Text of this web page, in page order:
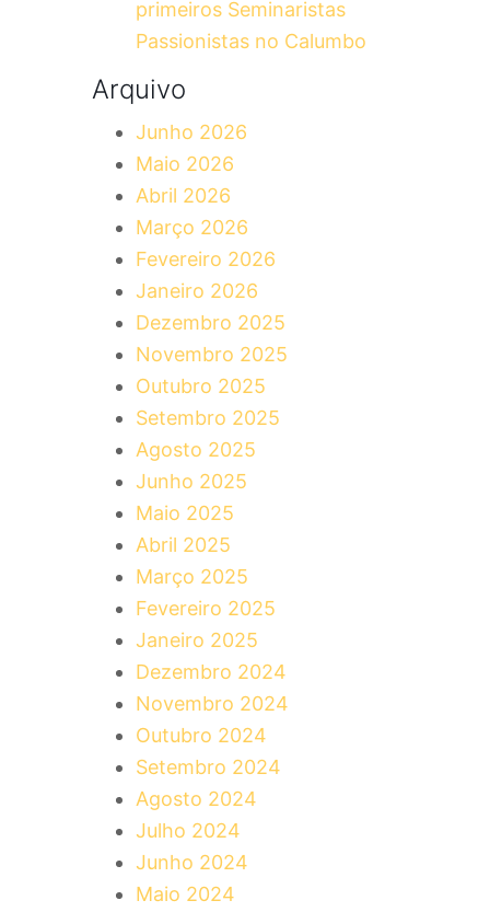
primeiros Seminaristas
Passionistas no Calumbo
Arquivo
Junho 2026
Maio 2026
Abril 2026
Março 2026
Fevereiro 2026
Janeiro 2026
Dezembro 2025
Novembro 2025
Outubro 2025
Setembro 2025
Agosto 2025
Junho 2025
Maio 2025
Abril 2025
Março 2025
Fevereiro 2025
Janeiro 2025
Dezembro 2024
Novembro 2024
Outubro 2024
Setembro 2024
Agosto 2024
Julho 2024
Junho 2024
Maio 2024